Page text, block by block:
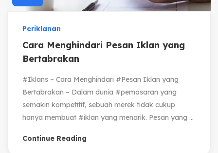
Periklanan
Cara Menghindari Pesan Iklan yang
Bertabrakan
#Iklans – Cara Menghindari #Pesan Iklan yang
Bertabrakan – Dalam dunia #pemasaran yang
semakin kompetitif, sebuah merek tidak cukup
hanya membuat #iklan yang menarik. Pesan yang ...
Continue Reading